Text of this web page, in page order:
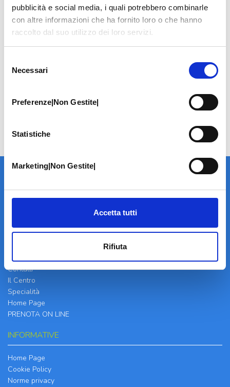
pubblicità e social media, i quali potrebbero combinarle
con altre informazioni che ha fornito loro o che hanno
raccolto dal suo utilizzo dei loro servizi.
delNecessari
Preferenze|Non Gestite|
Statistiche
Marketing|Non Gestite|
Accetta tutti
Rifiuta
LA STRUTTURA
Informazioni
Contatti
Il Centro
Specialità
Home Page
PRENOTA ON LINE
INFORMATIVE
Home Page
Cookie Policy
Norme privacy